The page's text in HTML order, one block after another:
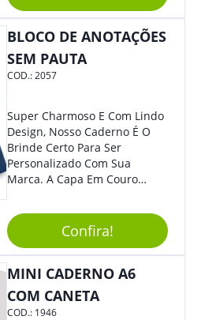
Material Reciclado, O Brinde
Também É Prático, Tornando-
Se Assim Excelente Para Uso
Cotidiano. Perfeito, Não É?!
BLOCO DE ANOTAÇÕES
SEM PAUTA
COD.:2057
Super Charmoso E Com Lindo
Design, Nosso Caderno É O
Brinde Certo Para Ser
Personalizado Com Sua
Marca. A Capa Em Couro
Elástico Permite Maior
Segurança Ao Carregá-Lo.
Ofereça A Seus Clientes E
Colaboradores, Sem Dúvidas
Eles Irão Adorar.
Confira!
MINI CADERNO A6
COM CANETA
COD.: 1946